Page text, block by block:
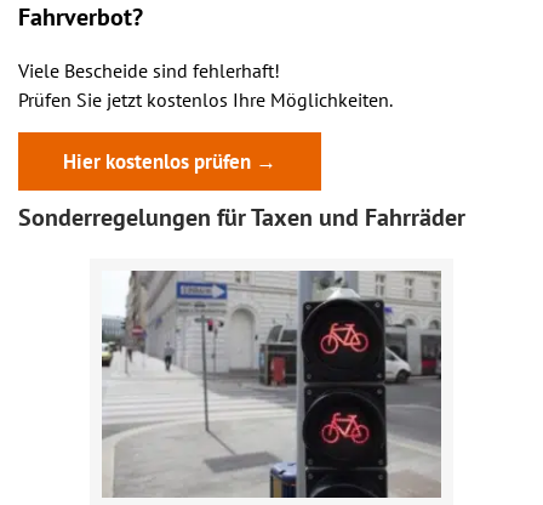
Fahrverbot?
Viele Bescheide sind fehlerhaft!
Prüfen Sie jetzt kostenlos Ihre Möglichkeiten.
Hier kostenlos prüfen →
Sonderregelungen für Taxen und Fahrräder